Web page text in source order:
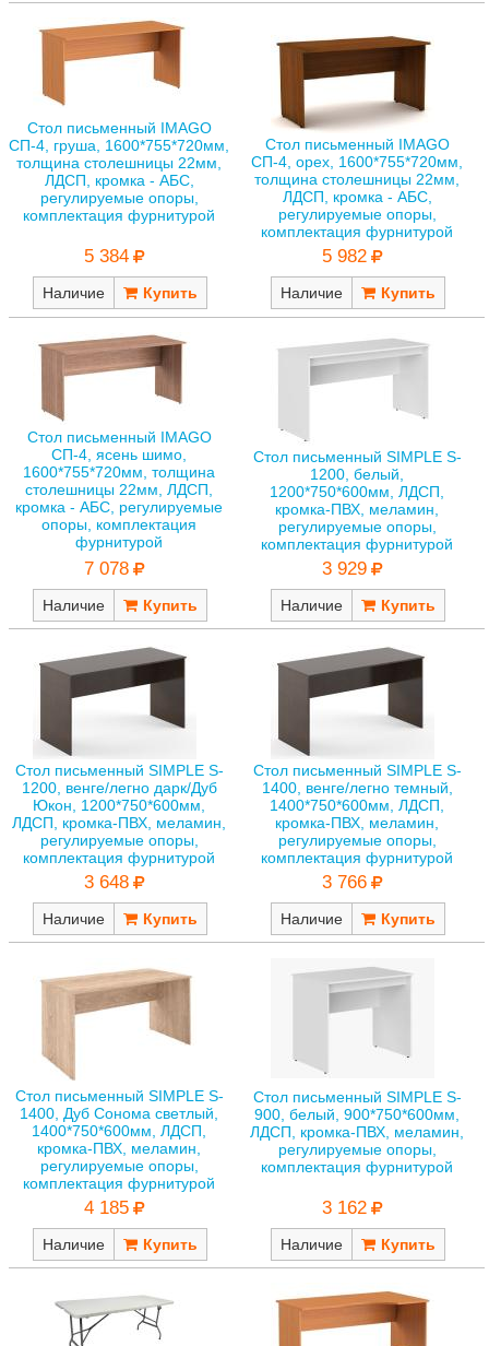
Стол письменный IMAGO
СП-4, груша, 1600*755*720мм,
толщина столешницы 22мм,
ЛДСП, кромка - АБС,
регулируемые опоры,
комплектация фурнитурой
5 384
Наличие
Стол письменный IMAGO
СП-4, орех, 1600*755*720мм,
толщина столешницы 22мм,
ЛДСП, кромка - АБС,
регулируемые опоры,
комплектация фурнитурой
5 982
Наличие
Стол письменный IMAGO
СП-4, ясень шимо,
1600*755*720мм, толщина
столешницы 22мм, ЛДСП,
кромка - АБС, регулируемые
опоры, комплектация
фурнитурой
7 078
Наличие
Стол письменный SIMPLE S-
1200, белый,
1200*750*600мм, ЛДСП,
кромка-ПВХ, меламин,
регулируемые опоры,
комплектация фурнитурой
3 929
Наличие
Стол письменный SIMPLE S-
1200, венге/легно дарк/Дуб
Юкон, 1200*750*600мм,
ЛДСП, кромка-ПВХ, меламин,
регулируемые опоры,
комплектация фурнитурой
3 648
Наличие
Стол письменный SIMPLE S-
1400, венге/легно темный,
1400*750*600мм, ЛДСП,
кромка-ПВХ, меламин,
регулируемые опоры,
комплектация фурнитурой
3 766
Наличие
Стол письменный SIMPLE S-
1400, Дуб Сонома светлый,
1400*750*600мм, ЛДСП,
кромка-ПВХ, меламин,
регулируемые опоры,
комплектация фурнитурой
4 185
Наличие
Стол письменный SIMPLE S-
900, белый, 900*750*600мм,
ЛДСП, кромка-ПВХ, меламин,
регулируемые опоры,
комплектация фурнитурой
3 162
Наличие